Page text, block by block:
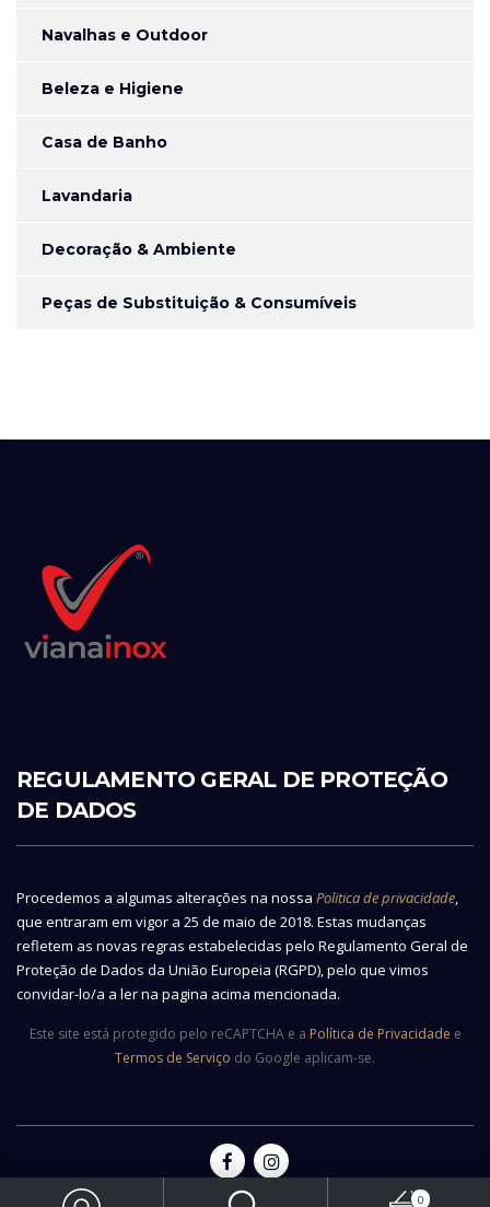
Navalhas e Outdoor
Beleza e Higiene
Casa de Banho
Lavandaria
Decoração & Ambiente
Peças de Substituição & Consumíveis
REGULAMENTO GERAL DE PROTEÇÃO
DE DADOS
Procedemos a algumas alterações na nossa Politica de privacidade,
que entraram em vigor a 25 de maio de 2018. Estas mudanças
refletem as novas regras estabelecidas pelo Regulamento Geral de
Proteção de Dados da União Europeia (RGPD), pelo que vimos
convidar-lo/a a ler na pagina acima mencionada.
Este site está protegido pelo reCAPTCHA e a Política de Privacidade e
Termos de Serviço do Google aplicam-se.
0